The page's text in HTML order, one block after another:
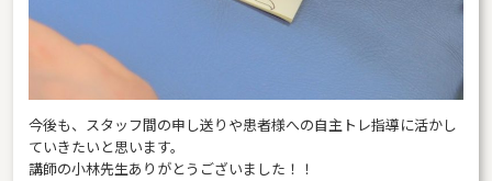
今後も、スタッフ間の申し送りや患者様への自主トレ指導に活かし
ていきたいと思います。
講師の小林先生ありがとうございました！！